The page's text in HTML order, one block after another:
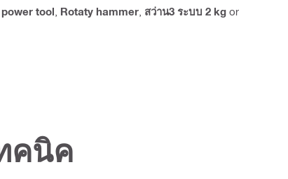
power tool Rotaty hammer สว่าน3 ระบบ 2 kg or
คนิค